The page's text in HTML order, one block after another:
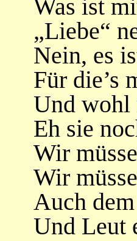
Was ist
„Liebe“
Nein, es
Für die’s
Und wohl
Eh sie
Wir
Wir
Auch
Und Leut